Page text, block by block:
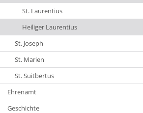
St. Laurentius
Heiliger Laurentius
St. Joseph
St. Marien
St. Suitbertus
Ehrenamt
Geschichte